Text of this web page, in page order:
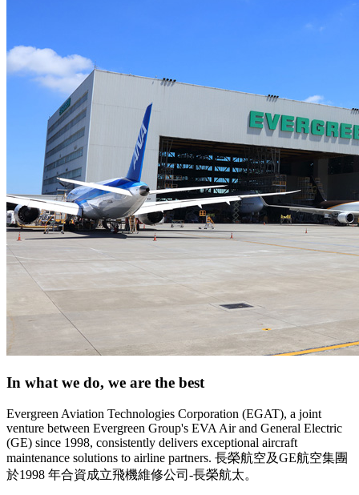
In what we do, we are the best
Evergreen Aviation Technologies Corporation (EGAT), a joint
venture between Evergreen Group's EVA Air and General Electric
(GE) since 1998, consistently delivers exceptional aircraft
maintenance solutions to airline partners. 長榮航空及GE航空集團
於1998 年合資成立飛機維修公司-長榮航太。